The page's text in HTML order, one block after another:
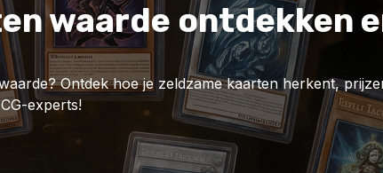
waarde ontdekken
Ontdek hoe je zeldzame kaarten herkent,
experts!